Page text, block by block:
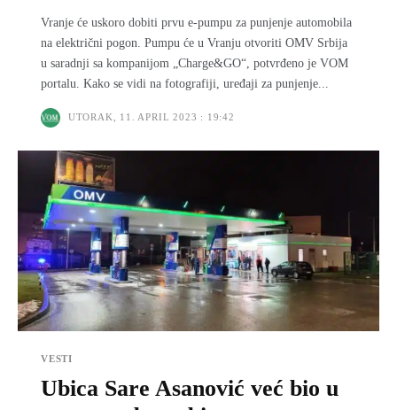
Vranje će uskoro dobiti prvu e-pumpu za punjenje automobila
na električni pogon. Pumpu će u Vranju otvoriti OMV Srbija
u saradnji sa kompanijom „Charge&GO“, potvrđeno je VOM
portalu. Kako se vidi na fotografiji, uređaji za punjenje...
UTORAK, 11. APRIL 2023 : 19:42
VESTI
Ubica Sare Asanović već bio u